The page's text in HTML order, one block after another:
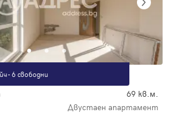
- 6 свободни
69 кв.м.
Двустаен апартамент